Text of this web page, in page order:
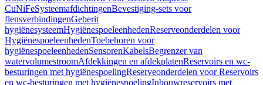
CuNiFeSysteemafdichtingenBevestiging-sets voor
flensverbindingenGeberit
hygiënesysteemHygiënespoeleenhedenReserveonderdelen voor
HygiënespoeleenhedenToebehoren voor
hygiënespoeleenhedenSensorenKabelsBegrenzer van
watervolumestroomAfdekkingen en afdekplatenReservoirs en wc-
besturingen met hygiënespoelingReserveonderdelen voor Reservoirs
en wc-besturingen met hygiënespoelingInbouwreservoirs met